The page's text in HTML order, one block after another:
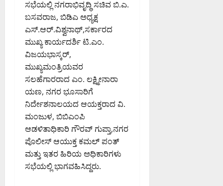
ಸಭೆಯಲ್ಲಿ ನಗರಾಭಿವೃದ್ಧಿ ಸಚಿವ ಬಿ.ಎ.
ಬಸವರಾಜ, ಬಿಡಿಎ ಅಧ್ಯಕ್ಷ
ಎಸ್.ಆರ್.ವಿಶ್ವನಾಥ್,ಸರ್ಕಾರದ
ಮುಖ್ಯ ಕಾರ್ಯದರ್ಶಿ ಟಿ.ಎಂ.
ವಿಜಯಭಾಸ್ಕರ್,
ಮುಖ್ಯಮಂತ್ರಿಯವರ
ಸಲಹೆಗಾರರಾದ ಎಂ. ಲಕ್ಷ್ಮೀನಾರಾ
ಯಣ, ನಗರ ಭೂಸಾರಿಗೆ
ನಿರ್ದೇಶನಾಲಯದ ಆಯಕ್ತರಾದ ವಿ.
ಮಂಜುಳ, ಬಿಬಿಎಂಪಿ
ಆಡಳಿತಾಧಿಕಾರಿ ಗೌರವ್ ಗುಪ್ತಾ,ನಗರ
ಪೊಲೀಸ್ ಆಯುಕ್ತ ಕಮಲ್ ಪಂತ್
ಮತ್ತು ಇತರ ಹಿರಿಯ ಅಧಿಕಾರಿಗಳು
ಸಭೆಯಲ್ಲಿ ಭಾಗವಹಿಸಿದ್ದರು.